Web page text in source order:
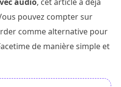
pouvez compter sur
comme alternative pour
de manière simple et